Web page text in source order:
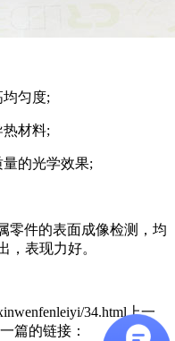
匀度;
材料;
的光学效果;
件的表面成像检测，均
，表现力好。
34.html上一
篇的链接：